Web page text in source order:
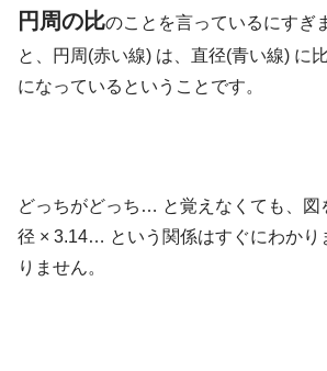
円周の比のことを言っているにすぎ
と、円周(赤い線) は、直径(青い線) に
になっているということです。
どっちがどっち… と覚えなくても、図
径 × 3.14… という関係はすぐにわかり
りません。